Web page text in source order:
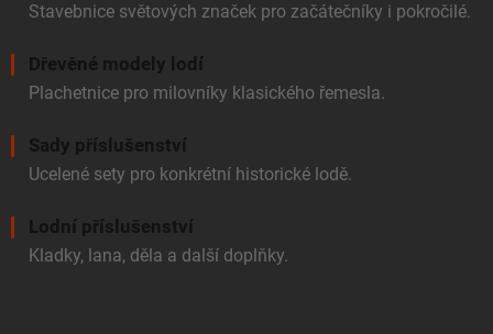
Stavebnice světových značek pro začátečníky i pokročilé.
Dřevěné modely lodí
Plachetnice pro milovníky klasického řemesla.
Sady příslušenství
Ucelené sety pro konkrétní historické lodě.
Lodní příslušenství
Kladky, lana, děla a další doplňky.